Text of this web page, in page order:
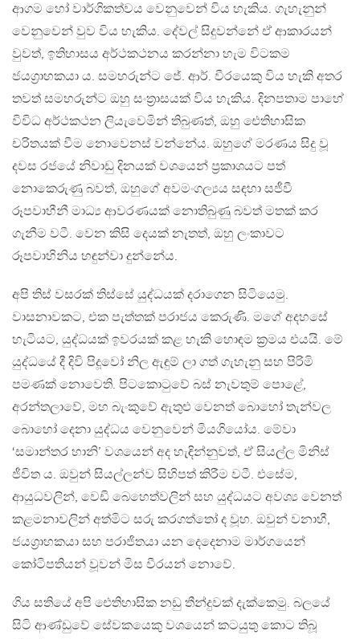
ආගම හෝ වාර්ගිකත්වය වෙනුවෙන් විය හැකිය. ගැහැනුන්
වෙනුවෙන් වුව විය හැකිය. දේවල් සිදුවන්නේ ඒ ආකාරයන්
වුවත්, ඉතිහාසය අර්ථකථනය කරන්නා හැම විටකම
ජයග‍්‍රාහකයා ය. සමහරුන්ට ජේ. ආර්. වීරයෙකු විය හැකි අතර
තවත් සමහරුන්ට ඔහු සංත‍්‍රාසයක් විය හැකිය. දිනපතාම පාහේ
විවිධ අර්ථකථන ලියැවෙමින් තිබුණත්, ඔහු ඓතිහාසික
චරිතයක් වීම නොවෙනස් වන්නේය. ඔහුගේ මරණය සිදු වූ
දවස රජයේ නිවාඩු දිනයක් වශයෙන් ප‍්‍රකාශයට පත්
නොකෙරුණු බවත්, ඔහුගේ අවමංගල්‍යය සඳහා සජීවී
රූපවාහීනී මාධ්‍ය ආවරණයක් නොතිබුණු බවත් මතක් කර
ගැනීම වටී. වෙන කිසි දෙයක් නැතත්, ඔහු ලංකාවට
රූපවාහිනිය හඳුන්වා දුන්නේය.
අපි තිස් වසරක් තිස්සේ යුද්ධයක් දරාගෙන සිටියෙමු.
වාසනාවකට, එක පැත්තක් පරාජය කෙරුණි. මගේ අදහසේ
හැටියට, යුද්ධයක් ඉවරයක් කළ හැකි හොඳම ක‍්‍රමය එයයි. මේ
යුද්ධයේ දී දිවි පිදූවෝ නිල ඇඳුම් ලා ගත් ගැහැනු සහ පිරිමි
පමණක් නොවෙති. පිටකොටුවේ බස් නැවතුම් පොළේ,
අරන්තලාවේ, මහ බැංකුවේ ඇතුළු වෙනත් බොහෝ තැන්වල
බොහෝ දෙනා යුද්ධය වෙනුවෙන් මියගියෝය. මේවා
‘සමාන්තර හානි’ වශයෙන් අද හැඳින්නුවත්, ඒ සියල්ල මිනිස්
ජීවිත ය. ඔවුන් සියල්ලන්ව සිහිපත් කිරීම වටී. එසේම,
ආයුධවලින්, වෙඩි බෙහෙත්වලින් සහ යුද්ධයට අවශ්‍ය වෙනත්
කළමනාවලින් අත්මිට සරු කරගත්තෝ ද වූහ. ඔවුන් වනාහී,
ජයග‍්‍රාහකයා සහ පරාජිතයා යන දෙදෙනාම මාර්ගයෙන්
කෝටිපතියන් වූවන් මිස වීරයන් නොවේ.
ගිය සතියේ අපි ඓතිහාසික නඩු තීන්දුවක් දැක්කෙමු. බලයේ
සිටි ආණ්ඩුවේ සේවකයෙකු වශයෙන් කටයුතු කොට තිබූ